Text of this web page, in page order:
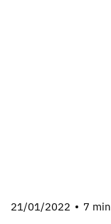
21/01/2022 7 min